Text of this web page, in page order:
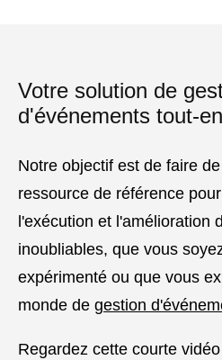
Votre solution de
d'événements tout-
Notre objectif est de faire
ressource de référence
l'exécution et l'amélioration
inoubliables, que vous
expérimenté ou que vous
monde de gestion
Regardez cette courte